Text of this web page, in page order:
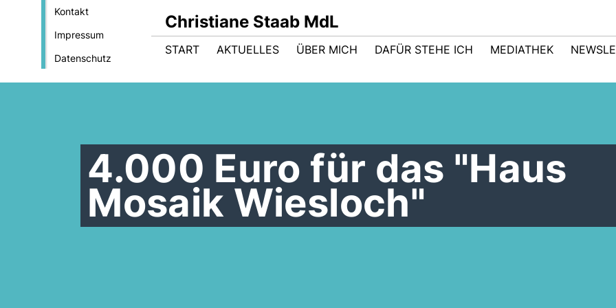
Kontakt
Impressum
Datenschutz
Christiane Staab MdL
START AKTUELLES ÜBER MICH DAFÜR STEHE ICH MEDIATHEK
4.000 Euro für das "Haus
Mosaik Wiesloch"